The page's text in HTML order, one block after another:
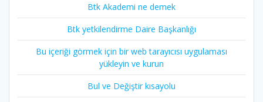
Btk Akademi ne demek
Btk yetkilendirme Daire Başkanlığı
Bu içeriği görmek için bir web tarayıcısı uygulaması
yükleyin ve kurun
Bul ve Değiştir kısayolu